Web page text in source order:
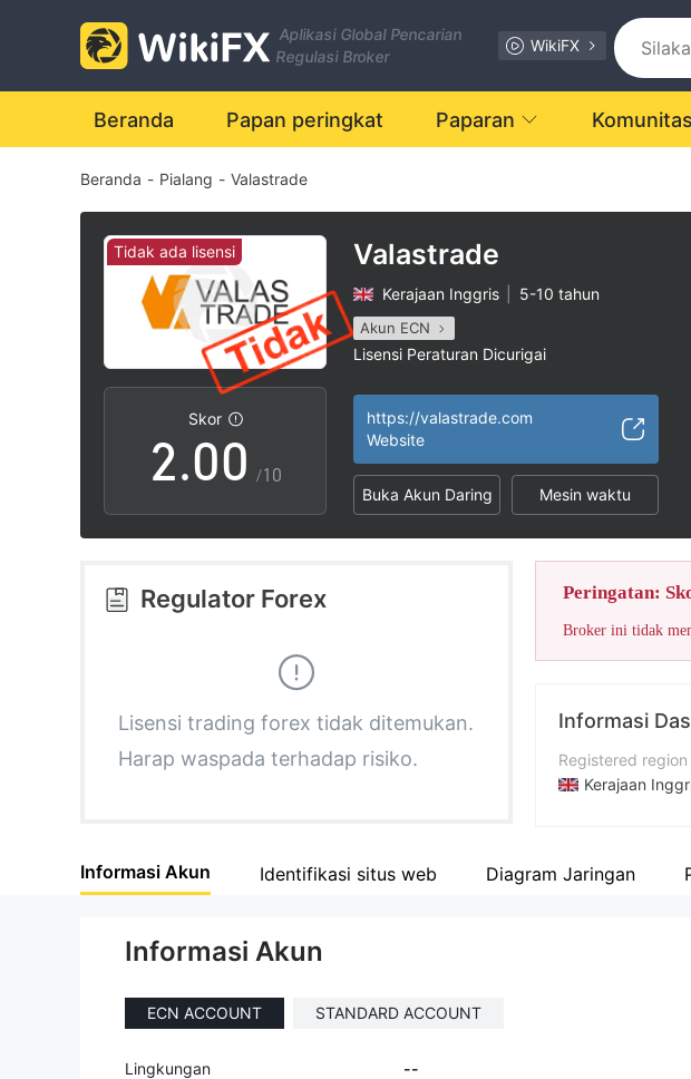
Aplikasi Global Pencarian
Regulasi Broker
WikiFX
Beranda Papan peringkat Paparan Komunitas
Beranda - Pialang - Valastrade
Tidak ada lisensi
Skor
0
1
2
3
4
6
7
8
9
.0
1
2
4
5
7
8
9
0
1
2
4
5
8
9
/10
Valastrade
Kerajaan Inggris 5-10 tahun
Akun ECN
Lisensi Peraturan Dicurigai
https://valastrade.com
Website
Buka Akun Daring Mesin waktu
Regulator Forex
Lisensi trading forex tidak ditemukan.
Harap waspada terhadap risiko.
Peringatan:
Broker ini tidak
Informasi
Registered region
Kerajaan
Nama perusahaan
Informasi Akun Identifikasi situs web Diagram Jaringan
Informasi Akun
ECN ACCOUNT STANDARD ACCOUNT
Lingkungan --